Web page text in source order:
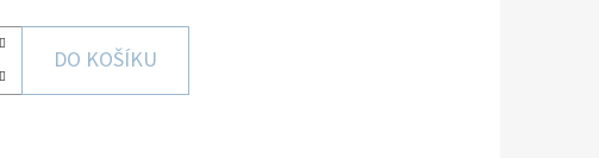
DO KOŠÍKU